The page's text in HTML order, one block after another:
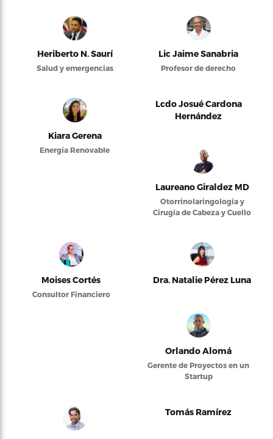
Heriberto N. Saurí
Salud y emergencias
Lic Jaime Sanabria
Profesor de derecho
Kiara Gerena
Energía Renovable
Lcdo Josué Cardona
Hernández
Laureano Giraldez MD
Otorrinolaringología y
Cirugía de Cabeza y Cuello
Moises Cortés
Consultor Financiero
Dra. Natalie Pérez Luna
Orlando Alomá
Gerente de Proyectos en un
Startup
Tomás Ramírez